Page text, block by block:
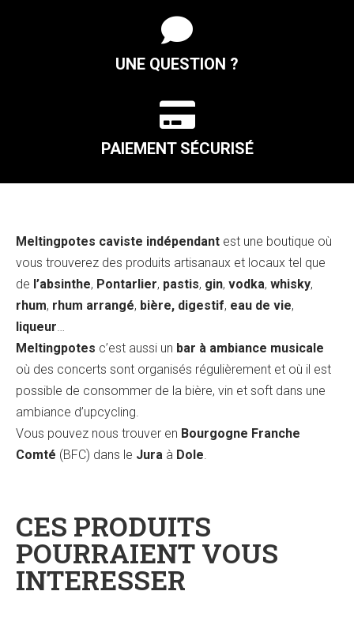

UNE QUESTION ?

PAIEMENT SÉCURISÉ
Meltingpotes caviste indépendant est une boutique où
vous trouverez des produits artisanaux et locaux tel que
de l’absinthe, Pontarlier, pastis, gin, vodka, whisky,
rhum, rhum arrangé, bière, digestif, eau de vie,
liqueur
Meltingpotes c’est aussi un bar à ambiance musicale
où des concerts sont organisés régulièrement et où il est
possible de consommer de la bière, vin et soft dans une
ambiance d’upcycling.
Vous pouvez nous trouver en Bourgogne Franche
Comté (BFC) dans le Jura à Dole
CES PRODUITS
POURRAIENT VOUS
INTERESSER